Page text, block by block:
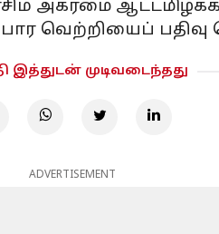
அக்ரமை
வெற்றியைப் பதிவு
இத்துடன் முடிவடைந்தது
ADVERTISEMENT